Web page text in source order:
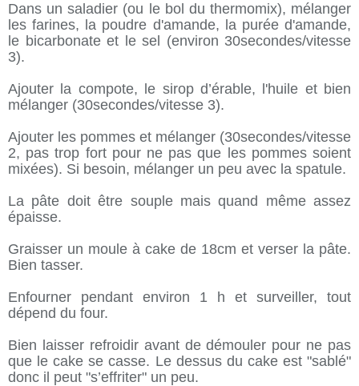
Dans un saladier (ou le bol du thermomix), mélanger
les farines, la poudre d'amande, la purée d'amande,
le bicarbonate et le sel (environ 30secondes/vitesse
3).
Ajouter la compote, le sirop d’érable, l'huile et bien
mélanger (30secondes/vitesse 3).
Ajouter les pommes et mélanger (30secondes/vitesse
2, pas trop fort pour ne pas que les pommes soient
mixées). Si besoin, mélanger un peu avec la spatule.
La pâte doit être souple mais quand même assez
épaisse.
Graisser un moule à cake de 18cm et verser la pâte.
Bien tasser.
Enfourner pendant environ 1 h et surveiller, tout
dépend du four.
Bien laisser refroidir avant de démouler pour ne pas
que le cake se casse. Le dessus du cake est "sablé"
donc il peut "s’effriter" un peu.